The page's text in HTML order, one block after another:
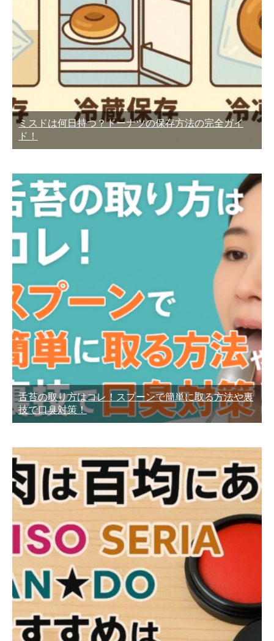
ミスドは何日持つ？ドーナツの保存方法の完全ガイ
ド！
舌苔の取り方はコレ！スプーンで簡単に取る方法や裏
技で口臭対策！